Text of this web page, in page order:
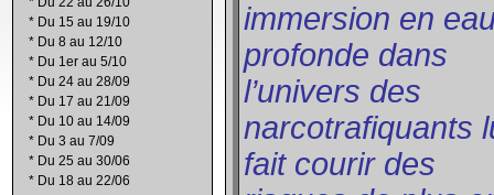
* Du 15 au 19/10
* Du 8 au 12/10
* Du 1er au 5/10
* Du 24 au 28/09
* Du 17 au 21/09
* Du 10 au 14/09
* Du 3 au 7/09
* Du 25 au 30/06
* Du 18 au 22/06
immersion en
profonde dans
l’univers des
narcotrafiquants
fait courir des